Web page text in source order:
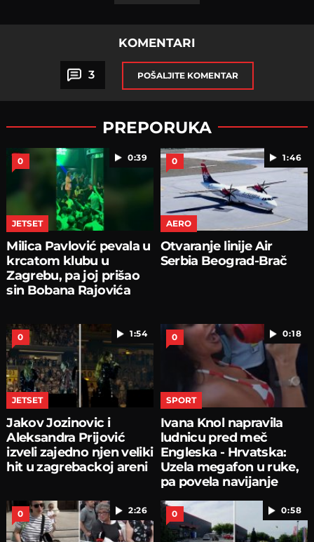
KOMENTARI
3 POŠALJITE KOMENTAR
PREPORUKA
0:39
0
JETSET
Milica Pavlović pevala u
krcatom klubu u
Zagrebu, pa joj prišao
sin Bobana Rajovića
1:46
0
AERO
Otvaranje linije Air
Serbia Beograd-Brač
1:54
0
JETSET
Jakov Jozinovic i
Aleksandra Prijović
izveli zajedno njen veliki
hit u zagrebackoj areni
0:18
0
SPORT
Ivana Knol napravila
ludnicu pred meč
Engleska - Hrvatska:
Uzela megafon u ruke,
pa povela navijanje
2:26
0 0:58
0